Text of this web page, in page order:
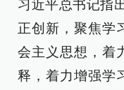
习近平总书记指
正创新，聚焦学
会主义思想，着
释，着力增强学